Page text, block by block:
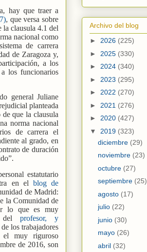
hay que traer a
, que versa sobre
clausula 4.1 del
nacional como
de carrera
de Zaragoza y,
a los
los funcionarios
general Juliane
planteada
que la clausula
norma nacional
de carrera el
al grado, en
de duración
estatutario
en el blog de
de Madrid:
la Comunidad de
lo que es muy
del profesor, y
los trabajadores
el muy riguroso
de 2016, son
Archivo del blog
► 2026 (225)
► 2025 (330)
► 2024 (340)
► 2023 (295)
► 2022 (270)
► 2021 (276)
► 2020 (427)
▼ 2019 (323)
diciembre (29)
noviembre (23)
octubre (27)
septiembre (25)
agosto (17)
julio (22)
junio (30)
mayo (26)
abril (32)